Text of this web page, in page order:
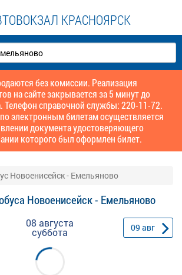
КРАСНОЯРСК
без комиссии. Реализация
на сайте закрывается за 5 минут до
Телефон справочной службы: 220-11-72.
электронным билетам осуществляется
документа удостоверяющего
которого был оформлен билет.
Новоенисейск - Емельяново
Новоенисейск - Емельяново
08 августа
суббота 09 авг